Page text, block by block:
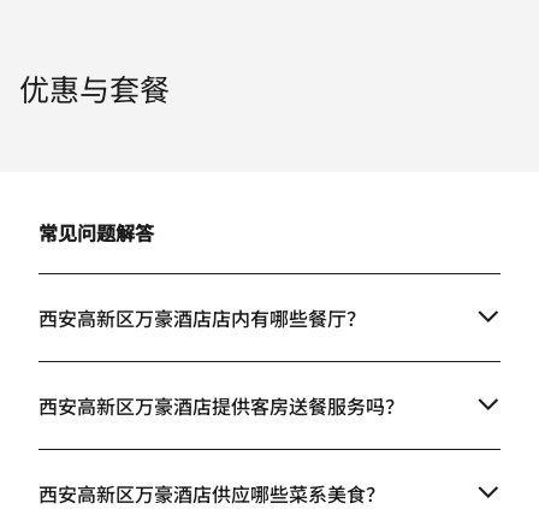
优惠与套餐
常见问题解答
西安高新区万豪酒店店内有哪些餐厅？
西安高新区万豪酒店提供客房送餐服务吗？
西安高新区万豪酒店供应哪些菜系美食？